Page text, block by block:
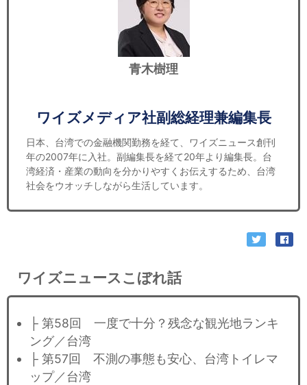
青木樹理
ワイズメディア社副総経理兼編集長
日本、台湾での金融機関勤務を経て、ワイズニュース創刊
年の2007年に入社。副編集長を経て20年より編集長。台
湾経済・産業の動向を分かりやすくお伝えするため、台湾
社会をウオッチしながら生活しています。
ワイズニュースこぼれ話
├ 第58回 一度で十分？残念な観光地ランキ
ング／台湾
├ 第57回 不測の事態も安心、台湾トイレマ
ップ／台湾